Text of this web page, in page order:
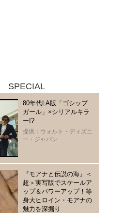
SPECIAL
80年代LA版「ゴシップ
ガール」×シリアルキラ
ー!?
提供：ウォルト・ディズニ
ー・ジャパン
『モアナと伝説の海』＜
超＞実写版でスケールア
ップ＆パワーアップ！等
身大ヒロイン・モアナの
魅力を深掘り